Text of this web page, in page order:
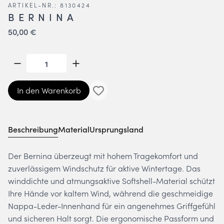
ARTIKEL-NR.: 8130424
BERNINA
50,00 €
In den Warenkorb
BeschreibungMaterialUrsprungsland
Der Bernina überzeugt mit hohem Tragekomfort und
zuverlässigem Windschutz für aktive Wintertage. Das
winddichte und atmungsaktive Softshell-Material schützt
Ihre Hände vor kaltem Wind, während die geschmeidige
Nappa-Leder-Innenhand für ein angenehmes Griffgefühl
und sicheren Halt sorgt. Die ergonomische Passform und